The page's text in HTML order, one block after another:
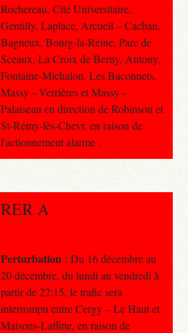
Rochereau, Cité Universitaire,
Gentilly, Laplace, Arcueil – Cachan,
Bagneux, Bourg-la-Reine, Parc de
Sceaux, La Croix de Berny, Antony,
Fontaine-Michalon, Les Baconnets,
Massy – Verrières et Massy –
Palaiseau en direction de Robinson et
St-Rémy-lès-Chevr. en raison de
l'actionnement alarme .
RER A
Perturbation : Du 16 décembre au
20 décembre, du lundi au vendredi à
partir de 22:15, le trafic sera
interrompu entre Cergy – Le Haut et
Maisons-Laffitte, en raison de